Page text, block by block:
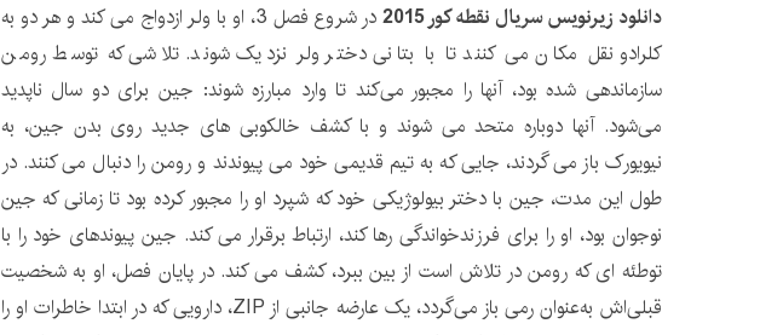
دانلود زیرنویس سریال نقطه کور 2015
در شروع فصل 3، او با ولر ازدواج می کند و هر دو به
کلرادو نقل مکان می کنند تا با بتانی دختر ولر نزدیک شوند. تلاشی که توسط رومن
سازماندهی شده بود، آنها را مجبور می‌کند تا وارد مبارزه شوند: جین برای دو سال ناپدید
می‌شود. آنها دوباره متحد می شوند و با کشف خالکوبی های جدید روی بدن جین، به
نیویورک باز می گردند، جایی که به تیم قدیمی خود می پیوندند و رومن را دنبال می کنند. در
طول این مدت، جین با دختر بیولوژیکی خود که شپرد او را مجبور کرده بود تا زمانی که جین
نوجوان بود، او را برای فرزندخواندگی رها کند، ارتباط برقرار می کند. جین پیوندهای خود را با
توطئه ای که رومن در تلاش است از بین ببرد، کشف می کند. در پایان فصل، او به شخصیت
قبلی‌اش به‌عنوان رمی باز می‌گردد، یک عارضه جانبی از ZIP، دارویی که در ابتدا خاطرات او را